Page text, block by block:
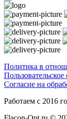
Политика в
Согласие на
Работаем с 2016